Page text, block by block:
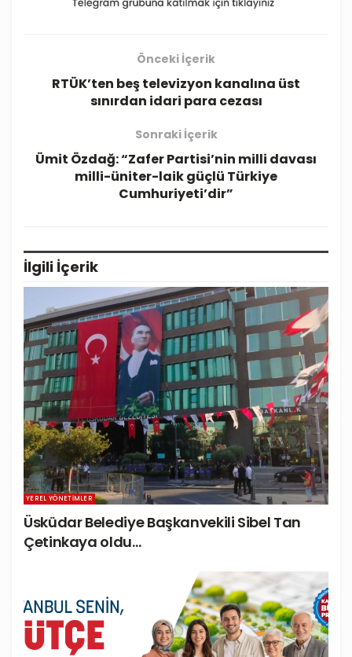
Önceki İçerik
RTÜK’ten beş televizyon kanalına üst
sınırdan idari para cezası
Sonraki İçerik
Ümit Özdağ: “Zafer Partisi’nin milli davası
milli-üniter-laik güçlü Türkiye
Cumhuriyeti’dir”
İlgili İçerik
YEREL YÖNETIMLER
Üsküdar Belediye Başkanvekili Sibel Tan
Çetinkaya oldu…